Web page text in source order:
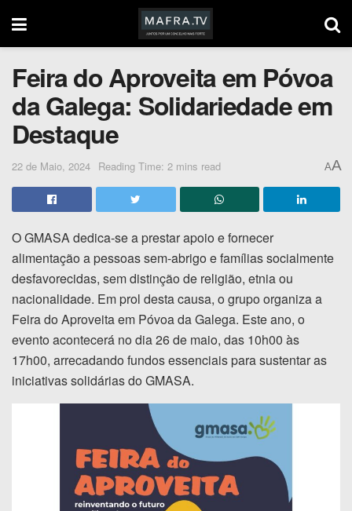
Feira do Aproveita em Póvoa
da Galega: Solidariedade em
Destaque
22 de Maio, 2024 Reading Time: 2 mins read AA
O GMASA dedica-se a prestar apoio e fornecer
alimentação a pessoas sem-abrigo e famílias socialmente
desfavorecidas, sem distinção de religião, etnia ou
nacionalidade. Em prol desta causa, o grupo organiza a
Feira do Aproveita em Póvoa da Galega. Este ano, o
evento acontecerá no dia 26 de maio, das 10h00 às
17h00, arrecadando fundos essenciais para sustentar as
iniciativas solidárias do GMASA.